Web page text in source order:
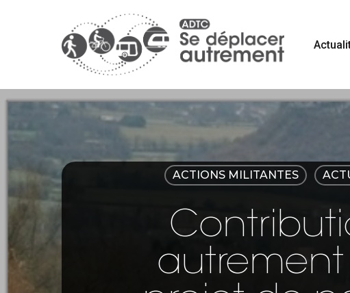
ACTIONS MILITANTES